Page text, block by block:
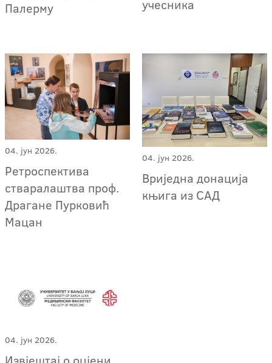
Палерму
учесника
04. јун 2026.
Ретроспектива
стваралаштва проф.
Драгане Пурковић
Мацан
04. јун 2026.
Вриједна донација
књига из САД
04. јун 2026.